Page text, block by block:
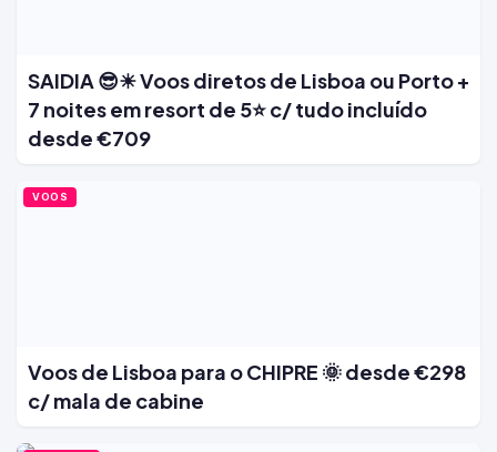
SAIDIA 😎☀ Voos diretos de Lisboa ou Porto +
7 noites em resort de 5⭐ c/ tudo incluído
desde €709
VOOS
Voos de Lisboa para o CHIPRE 🌞 desde €298
c/ mala de cabine